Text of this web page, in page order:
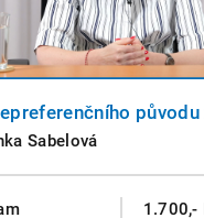
Sabelová
1.700,-